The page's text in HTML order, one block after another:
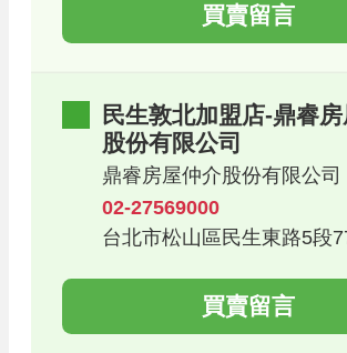
買賣留言
民生敦北加盟店-鼎睿
股份有限公司
鼎睿房屋仲介股份有限公司
02-27569000
台北市松山區民生東路5段
買賣留言